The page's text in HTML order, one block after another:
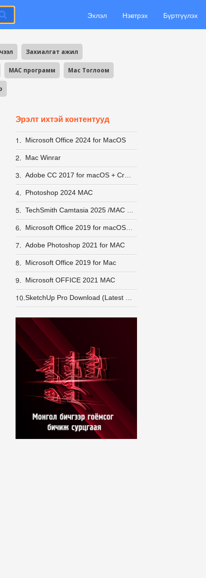
Эхлэл Нэвтрэх Бүртгүүлэх
Захиалгат ажил
MAC программ Mac Тоглоом
Эрэлт ихтэй контентууд
1. Microsoft Office 2024 for MacOS
2. Mac Winrar
3.
4. Photoshop 2024 MAC
5.
6.
7. Adobe Photoshop 2021 for MAC
8. Microsoft Office 2019 for Mac
9. Microsoft OFFICE 2021 MAC
10.